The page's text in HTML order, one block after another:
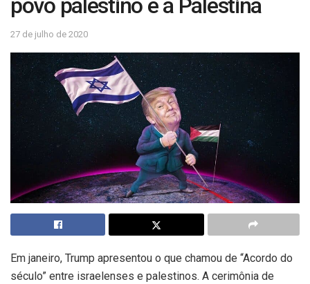
povo palestino e a Palestina
27 de julho de 2020
Em janeiro, Trump apresentou o que chamou de “Acordo do
século” entre israelenses e palestinos. A cerimônia de